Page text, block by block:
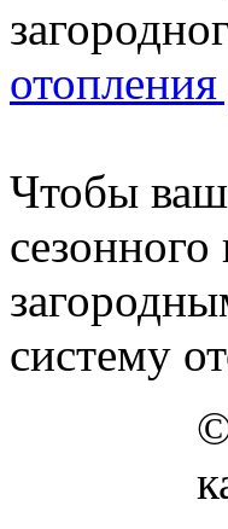
Чтобы
систему